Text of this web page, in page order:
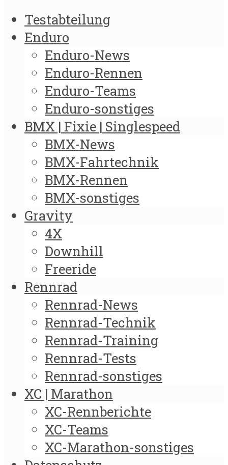
Testabteilung
Enduro
Enduro-News
Enduro-Rennen
Enduro-Teams
Enduro-sonstiges
BMX | Fixie | Singlespeed
BMX-News
BMX-Fahrtechnik
BMX-Rennen
BMX-sonstiges
Gravity
4X
Downhill
Freeride
Rennrad
Rennrad-News
Rennrad-Technik
Rennrad-Training
Rennrad-Tests
Rennrad-sonstiges
XC | Marathon
XC-Rennberichte
XC-Teams
XC-Marathon-sonstiges